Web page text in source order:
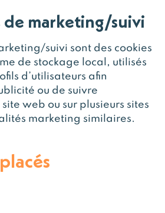
de marketing/suivi
suivi sont des cookies
de stockage local, utilisés
d’utilisateurs afin
ou de suivre
site web ou sur plusieurs sites
marketing similaires.